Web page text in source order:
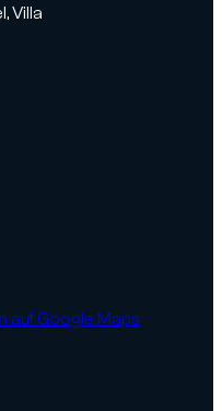
Villa
auf Google Maps